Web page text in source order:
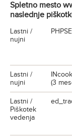
Spletno mesto
naslednje
Lastni /
nujni
Lastni /
nujni
(3
Lastni /
Piškotek
vedenja